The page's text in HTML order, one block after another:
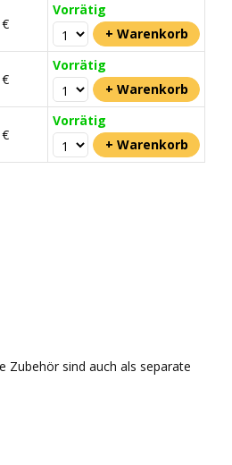
Vorrätig
Vorrätig
Vorrätig
Zubehör sind auch als separate